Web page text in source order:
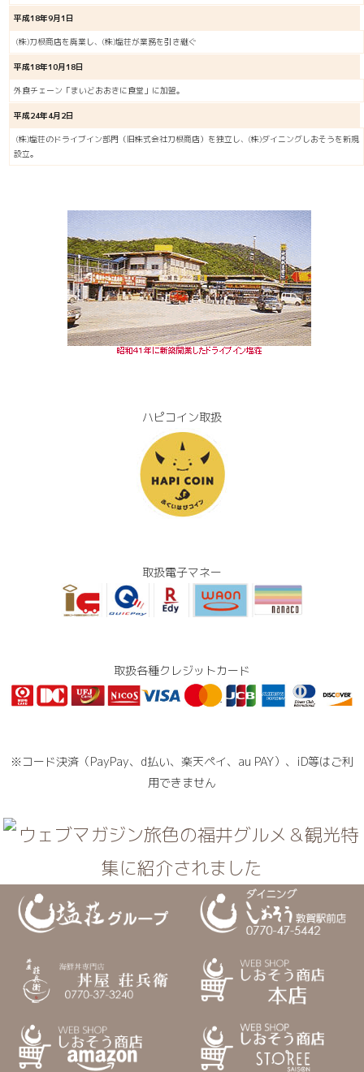
平成18年9月1日
(株)刀根商店を廃業し、(株)塩荘が業務を引き継ぐ
平成18年10月18日
外食チェーン「まいどおおきに食堂」に加盟。
平成24年4月2日
(株)塩荘のドライブイン部門（旧株式会社刀根商店）を独立し、(株)ダイニングしおそうを新規
設立。
ハピコイン取扱
取扱電子マネー
取扱各種クレジットカード
※コード決済（PayPay、d払い、楽天ペイ、au PAY）、iD等はご利
用できません